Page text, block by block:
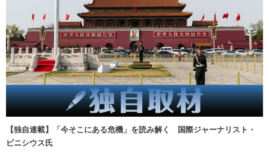
【独自連載】「今そこにある危機」を読み解く 国際ジャーナリスト・
ビニシウス氏